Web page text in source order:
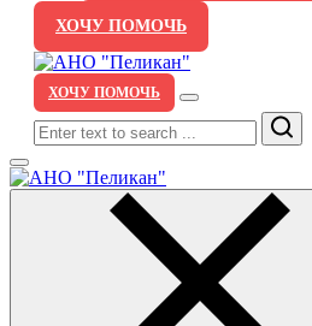
ХОЧУ ПОМОЧЬ
ХОЧУ ПОМОЧЬ
Search